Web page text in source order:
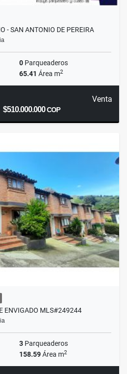
- SAN ANTONIO DE PEREIRA
0 Parqueaderos
65.41 Área m2
Venta
$510.000.000COP
ENVIGADO MLS#249244
3 Parqueaderos
158.59Área m2